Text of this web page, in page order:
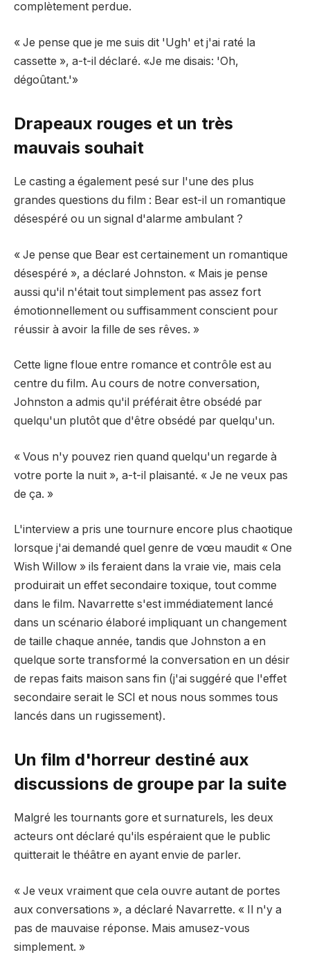
complètement perdue.
« Je pense que je me suis dit 'Ugh' et j'ai raté la
cassette », a-t-il déclaré. «Je me disais: 'Oh,
dégoûtant.'»
Drapeaux rouges et un très
mauvais souhait
Le casting a également pesé sur l'une des plus
grandes questions du film : Bear est-il un romantique
désespéré ou un signal d'alarme ambulant ?
« Je pense que Bear est certainement un romantique
désespéré », a déclaré Johnston. « Mais je pense
aussi qu'il n'était tout simplement pas assez fort
émotionnellement ou suffisamment conscient pour
réussir à avoir la fille de ses rêves. »
Cette ligne floue entre romance et contrôle est au
centre du film. Au cours de notre conversation,
Johnston a admis qu'il préférait être obsédé par
quelqu'un plutôt que d'être obsédé par quelqu'un.
« Vous n'y pouvez rien quand quelqu'un regarde à
votre porte la nuit », a-t-il plaisanté. « Je ne veux pas
de ça. »
L'interview a pris une tournure encore plus chaotique
lorsque j'ai demandé quel genre de vœu maudit « One
Wish Willow » ils feraient dans la vraie vie, mais cela
produirait un effet secondaire toxique, tout comme
dans le film. Navarrette s'est immédiatement lancé
dans un scénario élaboré impliquant un changement
de taille chaque année, tandis que Johnston a en
quelque sorte transformé la conversation en un désir
de repas faits maison sans fin (j'ai suggéré que l'effet
secondaire serait le SCI et nous nous sommes tous
lancés dans un rugissement).
Un film d'horreur destiné aux
discussions de groupe par la suite
Malgré les tournants gore et surnaturels, les deux
acteurs ont déclaré qu'ils espéraient que le public
quitterait le théâtre en ayant envie de parler.
« Je veux vraiment que cela ouvre autant de portes
aux conversations », a déclaré Navarrette. « Il n'y a
pas de mauvaise réponse. Mais amusez-vous
simplement. »